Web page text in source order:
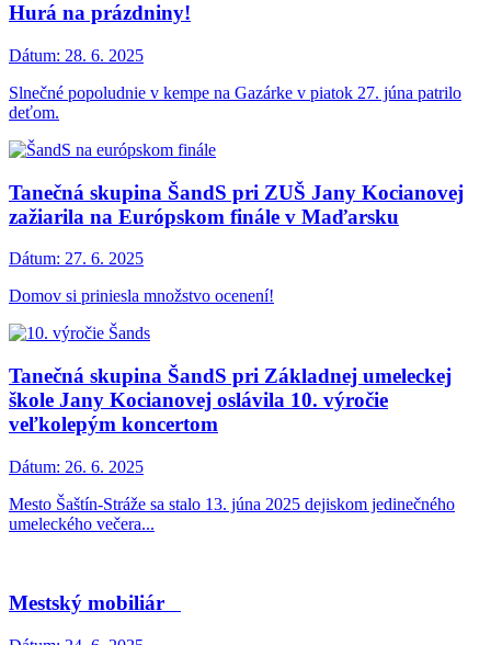
Hurá na prázdniny!
Dátum: 28. 6. 2025
Slnečné popoludnie v kempe na Gazárke v piatok 27. júna patrilo
deťom.
Tanečná skupina ŠandS pri ZUŠ Jany Kocianovej
zažiarila na Európskom finále v Maďarsku
Dátum: 27. 6. 2025
Domov si priniesla množstvo ocenení!
Tanečná skupina ŠandS pri Základnej umeleckej
škole Jany Kocianovej oslávila 10. výročie
veľkolepým koncertom
Dátum: 26. 6. 2025
Mesto Šaštín-Stráže sa stalo 13. júna 2025 dejiskom jedinečného
umeleckého večera...
Mestský mobiliár